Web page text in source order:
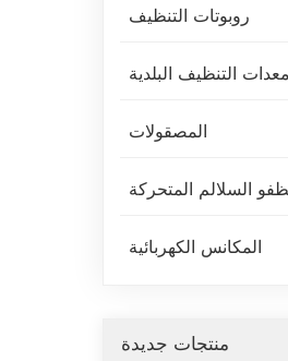
روبوتات التنظيف
معدات التنظيف البلدية
المصقولات
السلالم المتحركة
المكانس الكهربائية
منتجات جديدة